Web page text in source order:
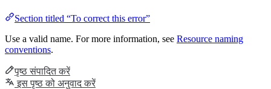
Section titled “To correct this error”
Use a valid name. For more information, see Resource naming
conventions.
पृष्ठ संपादित करें
इस पृष्ठ को अनुवाद करें